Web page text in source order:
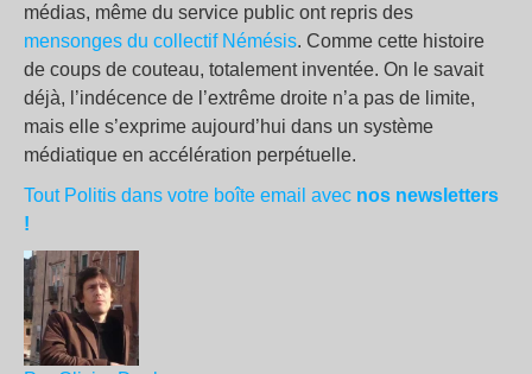
médias, même du service public ont repris des
mensonges du collectif Némésis. Comme cette histoire
de coups de couteau, totalement inventée. On le savait
déjà, l’indécence de l’extrême droite n’a pas de limite,
mais elle s’exprime aujourd’hui dans un système
médiatique en accélération perpétuelle.
Tout Politis dans votre boîte email avec nos newsletters
!